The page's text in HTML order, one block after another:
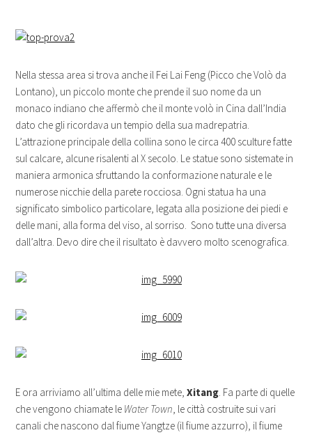
Nella stessa area si trova anche il Fei Lai Feng (Picco che Volò da
Lontano), un piccolo monte che prende il suo nome da un
monaco indiano che affermò che il monte volò in Cina dall’India
dato che gli ricordava un tempio della sua madrepatria.
L’attrazione principale della collina sono le circa 400 sculture fatte
sul calcare, alcune risalenti al X secolo. Le statue sono sistemate in
maniera armonica sfruttando la conformazione naturale e le
numerose nicchie della parete rocciosa. Ogni statua ha una
significato simbolico particolare, legata alla posizione dei piedi e
delle mani, alla forma del viso, al sorriso. Sono tutte una diversa
dall’altra. Devo dire che il risultato è davvero molto scenografica.
E ora arriviamo all’ultima delle mie mete,Xitang. Fa parte di quelle
che vengono chiamate le Water Town, le città costruite sui vari
canali che nascono dal fiume Yangtze (il fiume azzurro), il fiume